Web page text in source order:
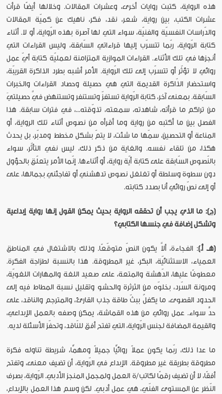
هذه الرواية، كتبت روايات أخرى، وعشرات المقالات. وخلالها أيضًا قرأت
عشرات الكتب، بين رواية، شعر، نقد، فكر، ناهيك عن كميّة المقالات
والدّراسات النفسيّة والفنيّة، سواء التي لها آصرة بهذه الرّواية، أو لا. أثناء
كتابة الرّواية، ربّما تتسرّب إليها قراءاتي السّابقة، وليس القراءات التي
أنجزها في تلك الأثناء. القراءات الموازية المتزامنة لعمليّة كتابة أيّ عمل
روائي لا تؤثّر أو تتسرّب إلى تلك الرّواية. الأمر أشبه بطرد الذاكرة القريبّة،
واستحضار الذّاكرة القديمة التي هي حصيلة وحصاد القراءات والخبرات
السّابقة. بمعنى آخر، كتابة الرّواية تستفزّ وتستنفر وتستنهض فيَّ حصيلتيَ
من تراكم ما قرأته، شاهدته، سمعته، تذوّقته...، في فترات سابقة. هذا
الفصل بين ما أكتبه من رواية وما أقرأه من نصوص أثناء تلك الرواية، أو
المناعة أو التحصين، سمّها ما شئت، لا يتمّ بشكل مخطط ومدبّر، بل يحدث
هكذا، من تلقاء نفسه. والغاية من ذكر ذلك، ليس نفي التأثّر، سواء
بالنّصوص السّابقة على كتابة أيّة رواية، أو أثناءها. إنّما الأمر يتعلّق بالحؤول
دون سطوة وسلطة أو تغلغل نصوص تدهشني أو تفاجئني بجمالها، على
أو إلى نصّ روائي أنا بصدد كتابته.
(ج): ما الذي يجب أن تحققه الرواية بحيث يمكن القول إنها رواية إبداعية
وتشكل إضافة في جنسها الكتابي؟
(هـ. أ.): الفجاءة، ألاَّ يكون النصّ متوقّعًا. وذلك بالاشتغال في المناطق
العمياء، الاستثنائيّة، البكر، غير المطروقة. هذا بالنسبة لطزاجة الفكرة.
معطوفًا عليها، الدّهشة والمتعة، على صعيد اللغة والمهارات اللغويّة،
ومرونة السّرد، بخلوّه من الثرثرة والحشو وتقليل نسبة المطاط فيه إلى
الحدود القصوى، ما يكفلُ ببثّ طاقة جذب القارئ، والمترجم والناقد، على
حدٍّ سواء. عمل روائي من هذه القماشة، يمكن وصفه بالعمل الإبداعي،
والقيمة المضافة لجنس الرّواية، التي تفتح أفق للنّاقد، وتحفّز الأسئلة لديه.
ما عدا ذلك، ربّما يكون عملاً روائيًّا جميلاً ومهمًّا، شريطة تناوله فكرة
مطروقة بطريقة غير مطروقة. الإبداع في الرّواية، أن تضيف معنى، وتفتح
أفقًا، لا أن تضيف رقمًا لكاتب/ة العمل ولمجمل المنجز الأدبي. الرّواية، بصرف
النّظر عن المستوى الفنّي، هي عمل أدبي. لكن وسم هذا العمل بالإبداع،